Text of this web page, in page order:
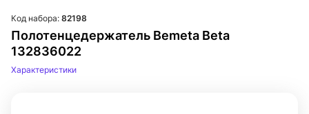
Полотенцедержатель Bemeta Beta
132836022
Код набора: 82198
Характеристики